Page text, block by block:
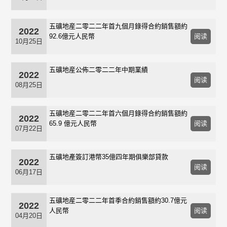
2022
10月25日
五礦地産二零二二年首九個月錄得合約銷售額約
92.6億元人民幣
阅读
2022
08月25日
五礦地産公佈二零二二年中期業績
阅读
2022
07月22日
五礦地産二零二二年首六個月錄得合約銷售額約
65.9 億元人民幣
阅读
2022
06月17日
五礦地產簽訂港幣35億四年期俱樂部貸款
阅读
2022
04月20日
五礦地産二零二二年首季合約銷售額約30.7億元
人民幣
阅读